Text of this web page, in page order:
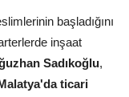
başladığını
inşaat
Sadıkoğlu,
ticari